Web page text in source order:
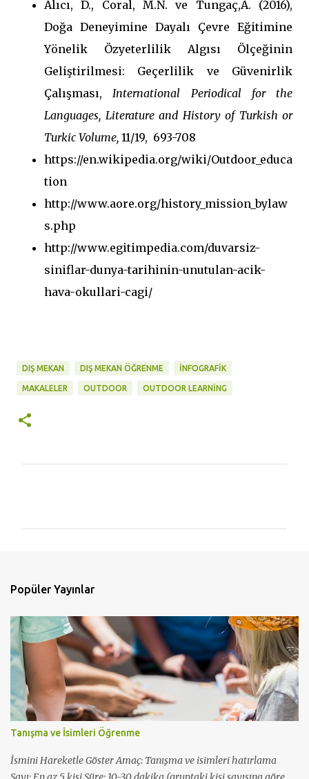
Alıcı, D., Coral, M.N. ve Tungaç,A. (2016),
Doğa Deneyimine Dayalı Çevre Eğitimine
Yönelik Özyeterlilik Algısı Ölçeğinin
Geliştirilmesi: Geçerlilik ve Güvenirlik
Çalışması, International Periodical for the
Languages, Literature and History of Turkish or
Turkic Volume, 11/19, 693-708
https://en.wikipedia.org/wiki/Outdoor_educa
tion
http://www.aore.org/history_mission_bylaw
s.php
http://www.egitimpedia.com/duvarsiz-
siniflar-dunya-tarihinin-unutulan-acik-
hava-okullari-cagi/
DIŞ MEKAN DIŞ MEKAN ÖĞRENME İNFOGRAFIK
MAKALELER OUTDOOR OUTDOOR LEARNING
r
Popüler Yayınlar
Tanışma ve İsimleri Öğrenme
İsmini Hareketle Göster Amaç: Tanışma ve isimleri hatırlama